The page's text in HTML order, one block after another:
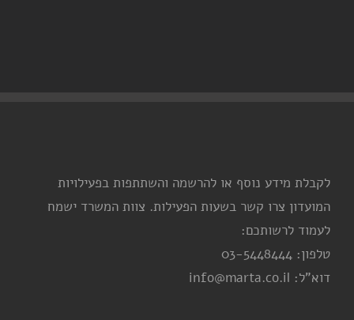
לקבלת מידע נוסף או להרשמה והשתתפות בפעילויות
המועדון צרו קשר בשעות הפעילות. צוות המשרד ישמח
לעמוד לרשותכם:
טלפון: 03-5448444
דוא"ל: info@marta.co.il